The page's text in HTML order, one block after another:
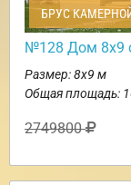
БРУС
№128 Дом 8х9
Размер: 8х9 м
Общая площадь:
2749800